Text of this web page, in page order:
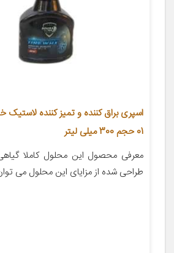
اسپری براق کننده و تمیز کننده
01 حجم 300 میلی لیتر
معرفی محصول این محلول کاملا
طراحی شده از مزایای این محلول می